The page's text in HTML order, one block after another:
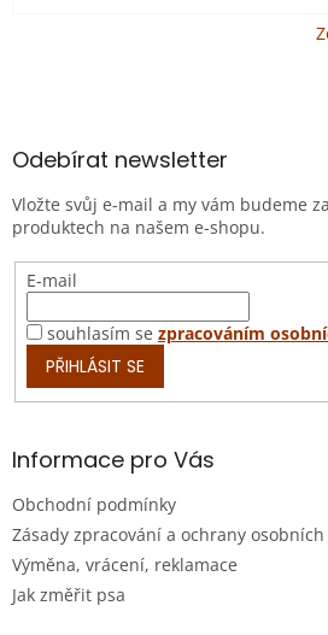
aOdebírat newsletter
Vložte svůj e-mail a my vám budeme
produktech na našem e-shopu.
E-mail
souhlasím se zpracováním
PŘIHLÁSIT SE
Informace pro Vás
Obchodní podmínky
Zásady zpracování a ochrany
Výměna, vrácení, reklamace
Jak změřit psa